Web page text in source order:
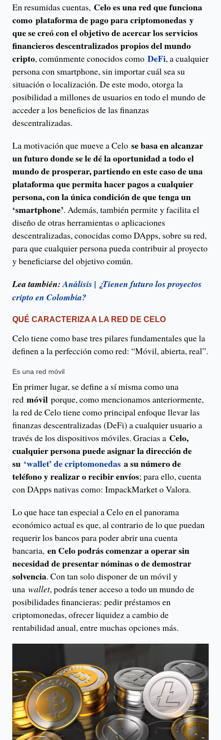
En resumidas cuentas, Celo es una red que funciona
como plataforma de pago para criptomonedas y
que se creó con el objetivo de acercar los servicios
financieros descentralizados propios del mundo
cripto, comúnmente conocidos como DeFi, a cualquier
persona con smartphone, sin importar cuál sea su
situación o localización. De este modo, otorga la
posibilidad a millones de usuarios en todo el mundo de
acceder a los beneficios de las finanzas
descentralizadas.
La motivación que mueve a Celo se basa en alcanzar
un futuro donde se le dé la oportunidad a todo el
mundo de prosperar, partiendo en este caso de una
plataforma que permita hacer pagos a cualquier
persona, con la única condición de que tenga un
‘smartphone’. Además, también permite y facilita el
diseño de otras herramientas o aplicaciones
descentralizadas, conocidas como DApps, sobre su red,
para que cualquier persona pueda contribuir al proyecto
y beneficiarse del objetivo común.
Lea también:Análisis | ¿Tienen futuro los proyectos
cripto en Colombia?
QUÉ CARACTERIZA A LA RED DE CELO
Celo tiene como base tres pilares fundamentales que la
definen a la perfección como red: “Móvil, abierta, real”.
Es una red móvil
En primer lugar, se define a sí misma como una
red móvil porque, como mencionamos anteriormente,
la red de Celo tiene como principal enfoque llevar las
finanzas descentralizadas (DeFi) a cualquier usuario a
través de los dispositivos móviles. Gracias a Celo,
cualquier persona puede asignar la dirección de
su ‘wallet’ de criptomonedas a su número de
teléfono y realizar o recibir envíos; para ello, cuenta
con DApps nativas como: ImpackMarket o Valora.
Lo que hace tan especial a Celo en el panorama
económico actual es que, al contrario de lo que puedan
requerir los bancos para poder abrir una cuenta
bancaria, en Celo podrás comenzar a operar sin
necesidad de presentar nóminas o de demostrar
solvencia. Con tan solo disponer de un móvil y
una wallet, podrás tener acceso a todo un mundo de
posibilidades financieras: pedir préstamos en
criptomonedas, ofrecer liquidez a cambio de
rentabilidad anual, entre muchas opciones más.